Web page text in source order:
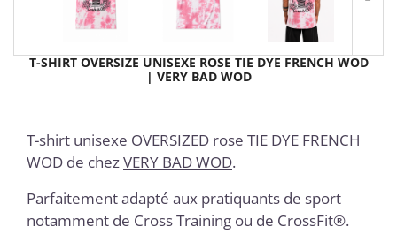
T-SHIRT OVERSIZE UNISEXE ROSE TIE DYE FRENCH WOD
| VERY BAD WOD
T-shirt unisexe OVERSIZED rose TIE DYE FRENCH
WOD de chezVERY BAD WOD.
Parfaitement adapté aux pratiquants de sport
notamment de Cross Training ou de CrossFit®.